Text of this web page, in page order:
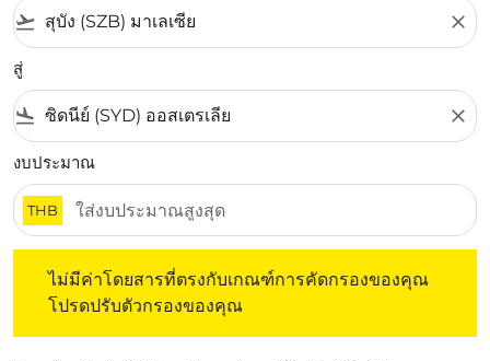
flight_takeoff close
สู่
flight_land close
งบประมาณ
THB
ไม่มีค่าโดยสารที่ตรงกับเกณฑ์การคัดกรองของคุณ
โปรดปรับตัวกรองของคุณ